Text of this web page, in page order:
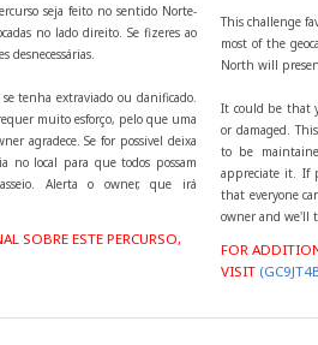
seja feito no sentido Norte-
no lado direito. Se fizeres ao
tenha extraviado ou danificado.
muito esforço, pelo que uma
agradece. Se for possivel deixa
no local para que todos possam
Alerta o owner, que irá
SOBRE ESTE PERCURSO,
This challenge
most of the
North will
It could be that
or damaged.
to be
appreciate it. If
that everyone
owner and we'll
FOR
VISIT